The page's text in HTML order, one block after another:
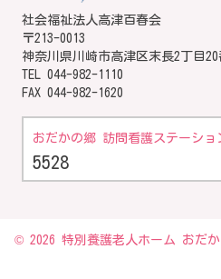
社会福祉法人高津百春会
〒213-0013
神奈川県川崎市高津区末長2丁目20
TEL 044-982-1110
FAX 044-982-1620
おだかの郷 訪問看護ステーショ
5528
© 2026 特別養護老人ホーム おだ